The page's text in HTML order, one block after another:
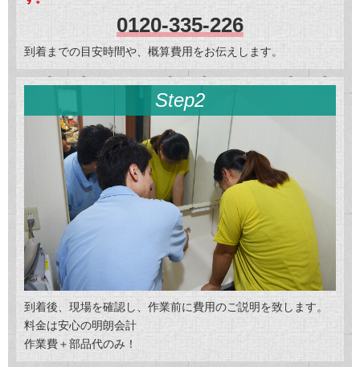
0120-335-226
到着までの目安時間や、概算費用をお伝えします。
Step2
到着後、現場を確認し、作業前に費用のご説明を致します。
料金は安心の明朗会計
作業費＋部品代のみ！